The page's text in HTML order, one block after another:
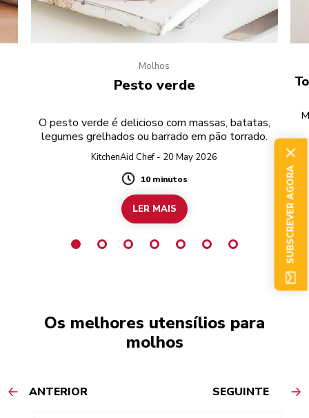
Molhos
Pesto verde
O pesto verde é delicioso com massas, batatas,
legumes grelhados ou barrado em pão torrado.
KitchenAid Chef - 20 May 2026
Duration
10 minutos
LER MAIS
Os melhores utensílios para
molhos
ANTERIOR SEGUINTE
SUBSCREVER AGORA